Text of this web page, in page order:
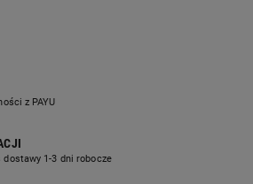
z PAYU
dostawy 1-3 dni robocze